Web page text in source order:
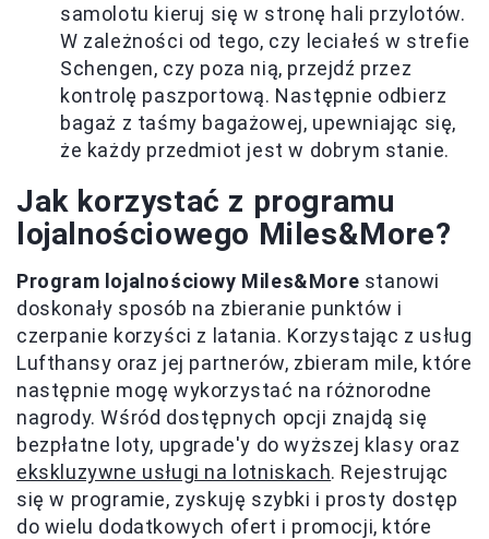
samolotu kieruj się w stronę hali przylotów.
W zależności od tego, czy leciałeś w strefie
Schengen, czy poza nią, przejdź przez
kontrolę paszportową. Następnie odbierz
bagaż z taśmy bagażowej, upewniając się,
że każdy przedmiot jest w dobrym stanie.
Jak korzystać z programu
lojalnościowego Miles&More?
Program lojalnościowy Miles&More stanowi
doskonały sposób na zbieranie punktów i
czerpanie korzyści z latania. Korzystając z usług
Lufthansy oraz jej partnerów, zbieram mile, które
następnie mogę wykorzystać na różnorodne
nagrody. Wśród dostępnych opcji znajdą się
bezpłatne loty, upgrade'y do wyższej klasy oraz
ekskluzywne usługi na lotniskach. Rejestrując
się w programie, zyskuję szybki i prosty dostęp
do wielu dodatkowych ofert i promocji, które